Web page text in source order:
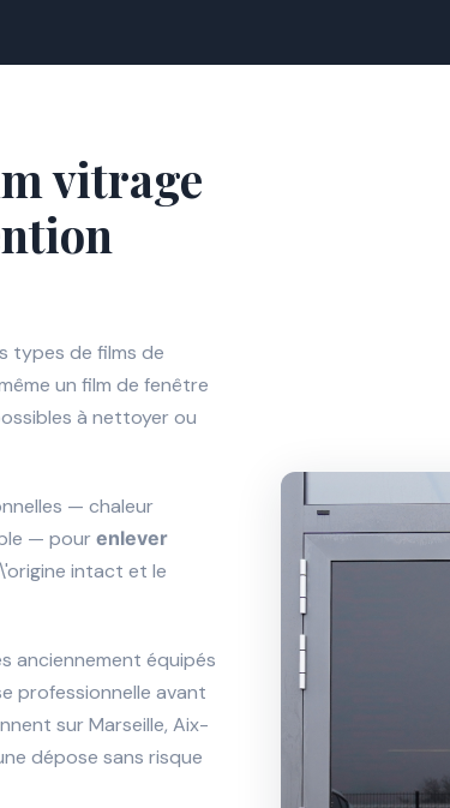
vitrage
types de films de
un film de fenêtre
à nettoyer ou
— chaleur
— pourenlever
intact et le
anciennement équipés
professionnelle avant
sur Marseille, Aix-
dépose sans risque